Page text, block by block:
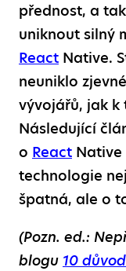
přednost, a
uniknout silný
React Native.
neuniklo
vývojářů, jak
Následující
o React Native
technologie
špatná, ale o
(Pozn. ed.:
blogu 10